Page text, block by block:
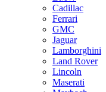
Cadillac
Ferrari
GMC
Jaguar
Lamborghini
Land Rover
Lincoln
Maserati